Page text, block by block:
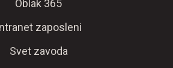
Oblak 365
zaposleni
Svet zavoda